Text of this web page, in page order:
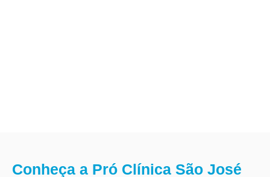
Conheça a Pró Clínica São José